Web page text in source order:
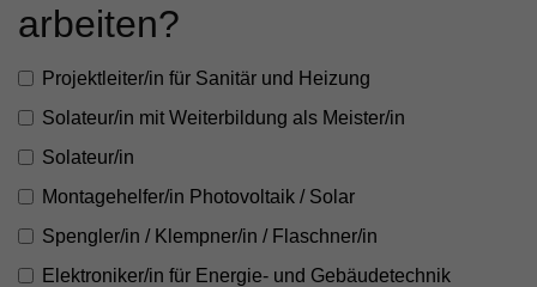
arbeiten?
Projektleiter/in für Sanitär und Heizung
Solateur/in mit Weiterbildung als Meister/in
Solateur/in
Montagehelfer/in Photovoltaik / Solar
Spengler/in / Klempner/in / Flaschner/in
Elektroniker/in für Energie- und Gebäudetechnik